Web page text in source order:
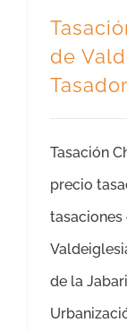
de
Tasación
precio
tasaciones
de la